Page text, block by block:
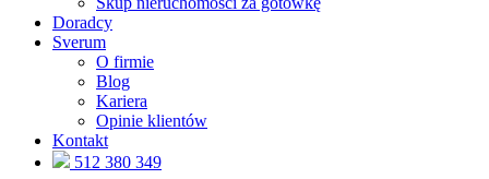
Doradcy
Sverum
O firmie
Blog
Kariera
Opinie klientów
Kontakt
512 380 349